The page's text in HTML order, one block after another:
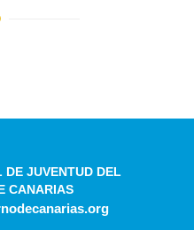
DE JUVENTUD DEL
CANARIAS